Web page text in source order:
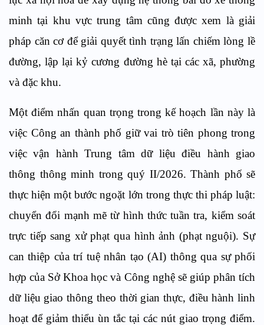
minh tại khu vực trung tâm cũng được xem là giải
pháp căn cơ để giải quyết tình trạng lấn chiếm lòng lề
đường, lập lại kỷ cương đường hè tại các xã, phường
và đặc khu.
Một điểm nhấn quan trọng trong kế hoạch lần này là
việc Công an thành phố giữ vai trò tiên phong trong
việc vận hành Trung tâm dữ liệu điều hành giao
thông thông minh trong quý II/2026. Thành phố sẽ
thực hiện một bước ngoặt lớn trong thực thi pháp luật:
chuyển đổi mạnh mẽ từ hình thức tuần tra, kiểm soát
trực tiếp sang xử phạt qua hình ảnh (phạt nguội). Sự
can thiệp của trí tuệ nhân tạo (AI) thông qua sự phối
hợp của Sở Khoa học và Công nghệ sẽ giúp phân tích
dữ liệu giao thông theo thời gian thực, điều hành linh
hoạt để giảm thiểu ùn tắc tại các nút giao trọng điểm.